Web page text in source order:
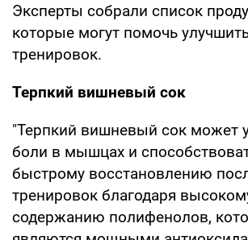
Эксперты собрали список
которые могут помочь
тренировок.
Терпкий вишневый сок
"Терпкий вишневый сок может
боли в мышцах и
быстрому восстановлению
тренировок благодаря
содержанию полифенолов,